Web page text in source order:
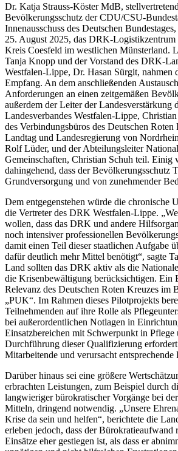
Dr. Katja Strauss-Köster MdB,
Bevölkerungsschutz der CDU/CSU-
Innenausschuss des Deutschen
25. August 2025, das DRK-
Kreis Coesfeld im westlichen Münsterland.
Tanja Knopp und der Vorstand des DRK-
Westfalen-Lippe, Dr. Hasan Sürgit, nahmen
Empfang. An dem anschließenden
Anforderungen an einen zeitgemäßen
außerdem der Leiter der Landesverstärkung
Landesverbandes Westfalen-Lippe,
des Verbindungsbüros des Deutschen Roten
Landtag und Landesregierung von
Rolf Lüder, und der Abteilungsleiter
Gemeinschaften, Christian Schuh teil. Einig
dahingehend, dass der Bevölkerungsschutz
Grundversorgung und von zunehmender
Dem entgegenstehen würde die chronische
die Vertreter des DRK Westfalen-Lippe.
wollen, dass das DRK und andere
noch intensiver professionellen
damit einen Teil dieser staatlichen Aufgabe
dafür deutlich mehr Mittel benötigt“, sagte
Land sollten das DRK aktiv als die
die Krisenbewältigung berücksichtigen. Ein
Relevanz des Deutschen Roten Kreuzes im
„PUK“. Im Rahmen dieses Pilotprojekts
Teilnehmenden auf ihre Rolle als
bei außerordentlichen Notlagen in
Einsatzbereichen mit Schwerpunkt in
Durchführung dieser Qualifizierung
Mitarbeitende und verursacht entsprechende
Darüber hinaus sei eine größere
erbrachten Leistungen, zum Beispiel durch
langwieriger bürokratischer Vorgänge bei
Mitteln, dringend notwendig. „Unsere
Krise da sein und helfen“, berichtete die
erleben jedoch, dass der Bürokratieaufwand
Einsätze eher gestiegen ist, als dass er